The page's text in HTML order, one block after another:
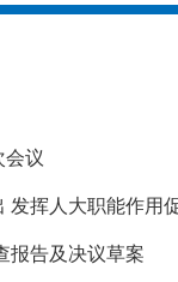
会议
发挥人大职能作用
报告及决议草案